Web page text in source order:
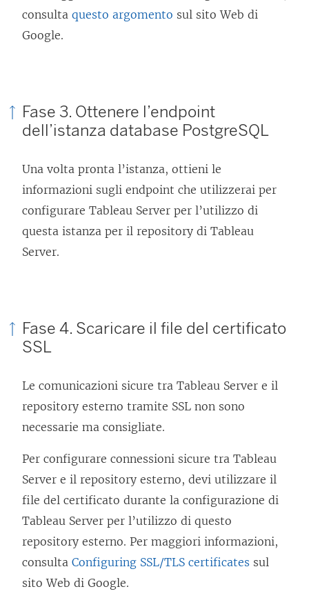
consulta questo argomento sul sito Web di
Google.
Fase 3. Ottenere l’endpoint
dell’istanza database PostgreSQL
Una volta pronta l’istanza, ottieni le
informazioni sugli endpoint che utilizzerai per
configurare Tableau Server per l’utilizzo di
questa istanza per il repository di Tableau
Server.
Fase 4. Scaricare il file del certificato
SSL
Le comunicazioni sicure tra Tableau Server e il
repository esterno tramite SSL non sono
necessarie ma consigliate.
Per configurare connessioni sicure tra Tableau
Server e il repository esterno, devi utilizzare il
file del certificato durante la configurazione di
Tableau Server per l’utilizzo di questo
repository esterno. Per maggiori informazioni,
consulta Configuring SSL/TLS certificates sul
sito Web di Google.